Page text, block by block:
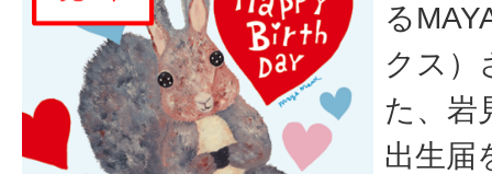
る
クス）
た、岩
出生届